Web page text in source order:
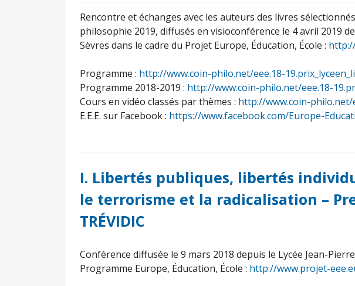
Rencontre et échanges avec les auteurs des livres
philosophie 2019, diffusés en visioconférence le 4 avril 2019
Sèvres dans le cadre du Projet Europe, Éducation, École :
Programme : http://www.coin-philo.net/eee.18-
Programme 2018-2019 : http://www.coin-philo.net/eee.18-
Cours en vidéo classés par thèmes : http://www.coin-philo.net/
E.E.E. sur Facebook : https://www.facebook.com/Europe-
I. Libertés publiques, libertés
le terrorisme et la radicalisation –
TRÉVIDIC
Conférence diffusée le 9 mars 2018 depuis le Lycée Jean-
Programme Europe, Éducation, École : http://www.projet-